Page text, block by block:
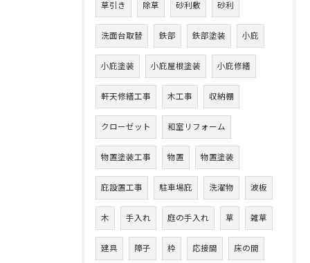
草引き 除草 砂利敷 砂利
洗面台取替 鉄部 鉄部塗装 小庇
小庇塗装 小庇屋根塗装 小庇修繕
軒天修繕工事 木工事 収納棚
クローゼット 和室リフォーム
物置塗装工事 物置 物置塗装
庇設置工事 駐車場庇 洗濯物 波板
木 手入れ 庭の手入れ 草 雑草
建具 障子 枠 応接間 床の間